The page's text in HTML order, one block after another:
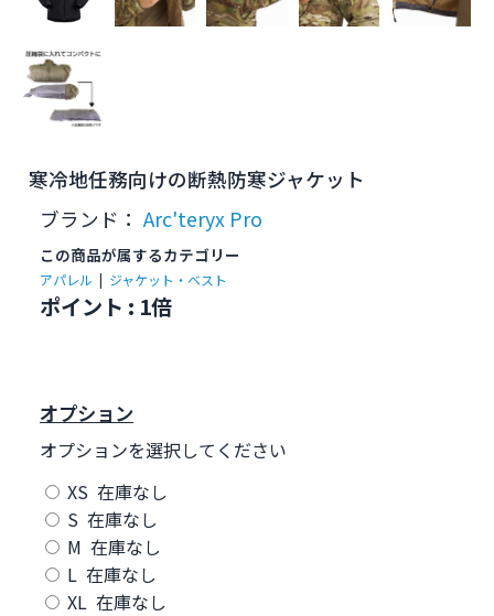
寒冷地任務向けの断熱防寒ジャケット
ブランド：Arc'teryx Pro
この商品が属するカテゴリー
アパレル | ジャケット・ベスト
ポイント : 1倍
オプション
オプションを選択してください
XS 在庫なし
S 在庫なし
M 在庫なし
L 在庫なし
XL 在庫なし